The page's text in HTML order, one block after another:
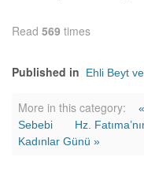
Read 569 times
Published in Ehli Beyt
More in this category:
Sebebi
Hz.
Kadınlar Günü »